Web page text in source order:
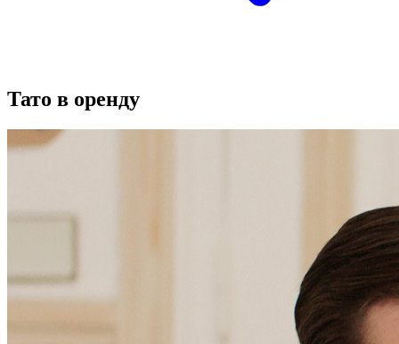
Тато в оренду